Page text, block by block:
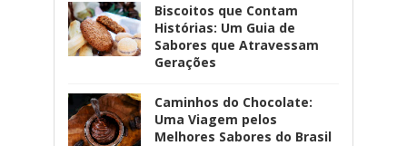
Biscoitos que Contam
Histórias: Um Guia de
Sabores que Atravessam
Gerações
Caminhos do Chocolate:
Uma Viagem pelos
Melhores Sabores do Brasil